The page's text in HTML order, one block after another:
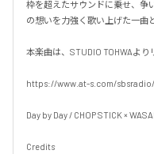
枠を超えたサウンドに乗せ、争
の想いを力強く歌い上げた一曲
本楽曲は、STUDIO TOHWAより
https://www.at-s.com/
Day by Day / CHOP STICK ×
Credits